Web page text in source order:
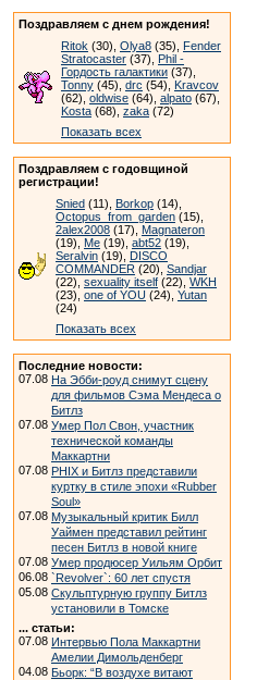
Поздравляем с днем рождения!
Ritok (30), Olya8 (35), Fender
Stratocaster (37), Phil -
Гордость галактики (37),
Tonny (45), drc (54), Kravcov
(62), oldwise (64), alpato (67),
Kosta (68), zaka (72)
Показать всех
Поздравляем с годовщиной
регистрации!
Snied (11), Borkop (14),
Octopus_from_garden (15),
2alex2008 (17), Magnateron
(19), Me (19), abt52 (19),
Seralvin (19), DISCO
COMMANDER (20), Sandjar
(22), sexuality itself (22), WKH
(23), one of YOU (24), Yutan
(24)
Показать всех
Последние новости:
07.08 На Эбби-роуд снимут сцену
для фильмов Сэма Мендеса о
Битлз
07.08 Умер Пол Свон, участник
технической команды
Маккартни
07.08 PHIX и Битлз представили
куртку в стиле эпохи «Rubber
Soul»
07.08 Музыкальный критик Билл
Уаймен представил рейтинг
песен Битлз в новой книге
07.08 Умер продюсер Уильям Орбит
06.08 `Revolver`: 60 лет спустя
05.08 Скульптурную группу Битлз
установили в Томске
... статьи:
07.08 Интервью Пола Маккартни
Амелии Димольденберг
04.08 Бьорк: “В воздухе витают